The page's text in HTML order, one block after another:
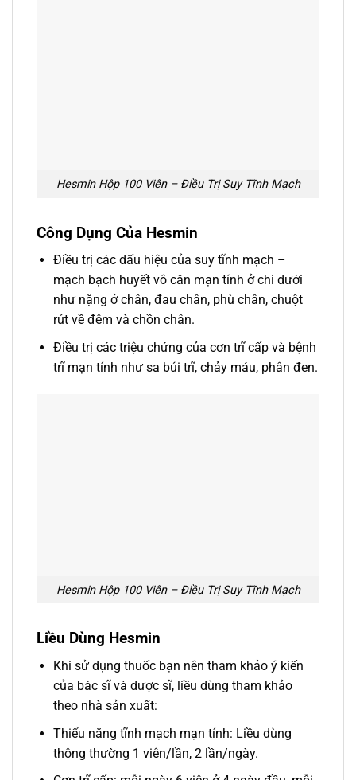
Hesmin Hộp 100 Viên – Điều Trị Suy Tĩnh Mạch
Công Dụng Của Hesmin
Điều trị các dấu hiệu của suy tĩnh mạch –
mạch bạch huyết vô căn mạn tính ở chi dưới
như nặng ở chân, đau chân, phù chân, chuột
rút về đêm và chồn chân.
Điều trị các triệu chứng của cơn trĩ cấp và bệnh
trĩ mạn tính như sa búi trĩ, chảy máu, phân đen.
Hesmin Hộp 100 Viên – Điều Trị Suy Tĩnh Mạch
Liều Dùng Hesmin
Khi sử dụng thuốc bạn nên tham khảo ý kiến
của bác sĩ và dược sĩ, liều dùng tham khảo
theo nhà sản xuất:
Thiểu năng tĩnh mạch mạn tính: Liều dùng
thông thường 1 viên/lần, 2 lần/ngày.